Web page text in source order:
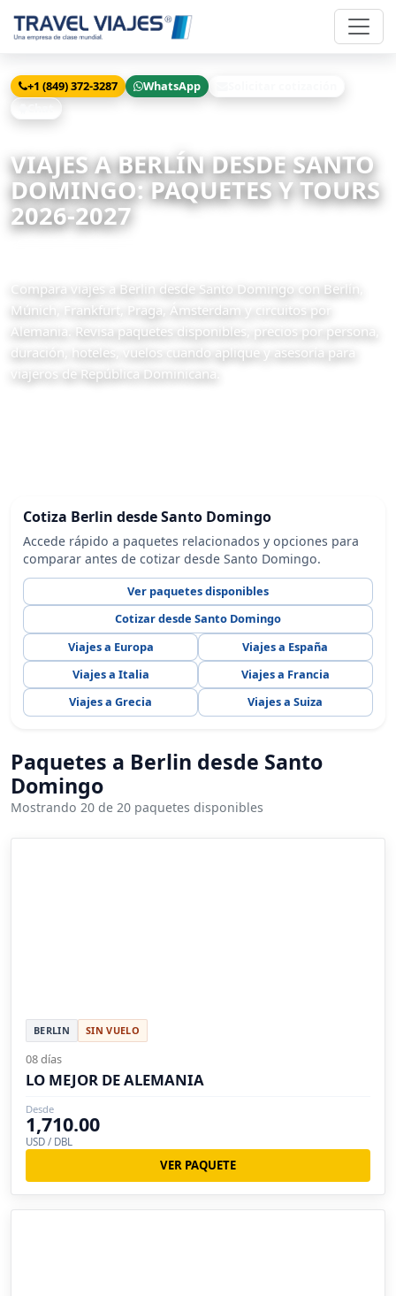
+1 (849) 372-3287 WhatsApp
VIAJES A BERLÍN DESDE SANTO
DOMINGO: PAQUETES Y TOURS
2026-2027
Compara viajes a Berlin desde Santo Domingo con Berlín,
Múnich, Frankfurt, Praga, Ámsterdam y circuitos por
Alemania. Revisa paquetes disponibles, precios por persona,
duración, hoteles, vuelos cuando aplique y asesoría para
viajeros de República Dominicana.
Cotiza Berlin desde Santo Domingo
Accede rápido a paquetes relacionados y opciones para
comparar antes de cotizar desde Santo Domingo.
Ver paquetes disponibles
Cotizar desde Santo Domingo
Viajes a Europa
Viajes a España
Viajes a Italia
Viajes a Francia
Viajes a Grecia
Viajes a Suiza
Paquetes a Berlin desde Santo
Domingo
Mostrando 20 de 20 paquetes disponibles
BERLIN SIN VUELO
08 días
LO MEJOR DE ALEMANIA
Desde
1,710.00
USD / DBL
VER PAQUETE